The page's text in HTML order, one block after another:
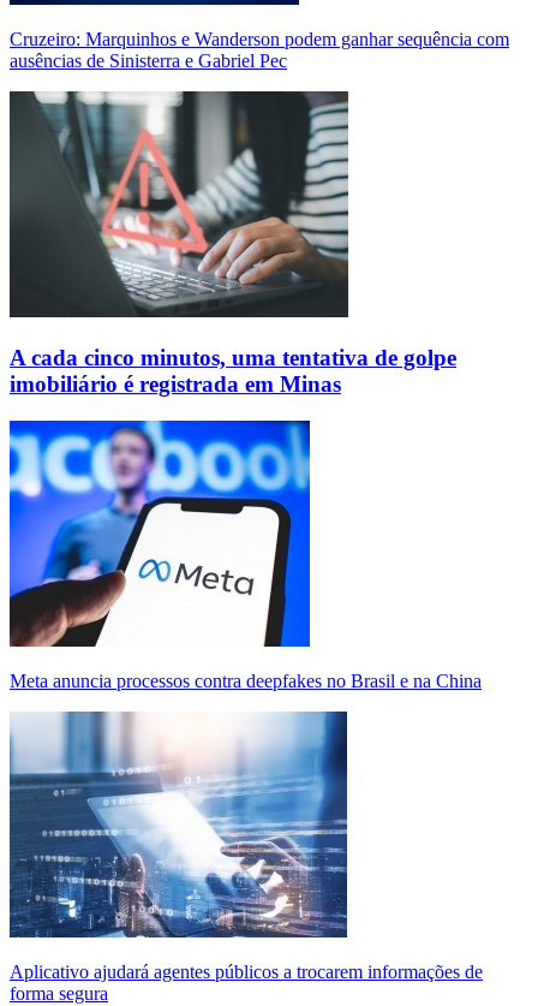
Cruzeiro: Marquinhos e Wanderson podem ganhar sequência com
ausências de Sinisterra e Gabriel Pec
A cada cinco minutos, uma tentativa de golpe
imobiliário é registrada em Minas
Meta anuncia processos contra deepfakes no Brasil e na China
Aplicativo ajudará agentes públicos a trocarem informações de
forma segura